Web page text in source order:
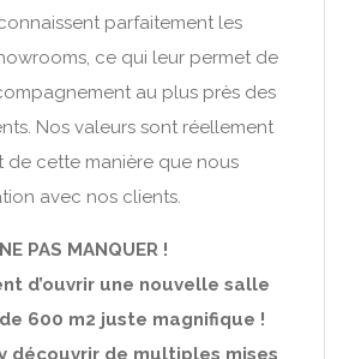
parfaitement les
ce qui leur permet de
au plus près des
Nos valeurs sont réellement
de cette manière que nous
avec nos clients.
PAS MANQUER !
d’ouvrir une nouvelle salle
600 m2 juste magnifique !
découvrir de multiples mises